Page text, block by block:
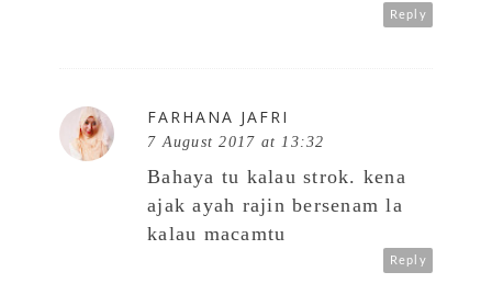
Reply
FARHANA JAFRI
7 August 2017 at 13:32
Bahaya tu kalau strok. kena
ajak ayah rajin bersenam la
kalau macamtu
Reply